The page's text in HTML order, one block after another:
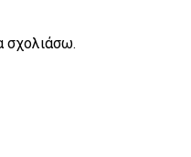
σχολιάσω.